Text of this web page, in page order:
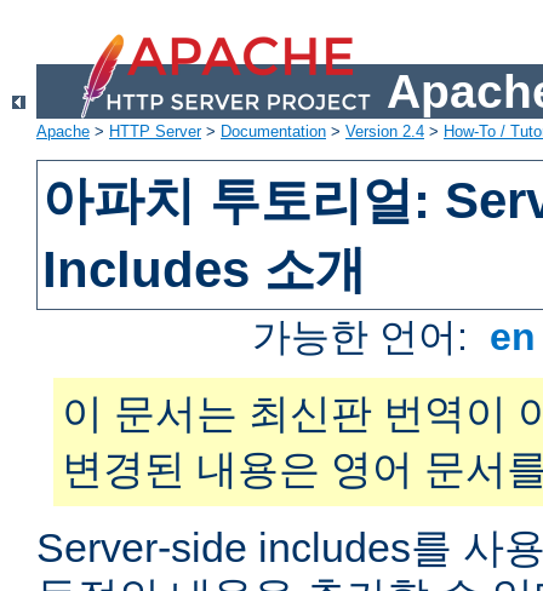
Apache > HTTP Server> Documentation > Version 2.4 > How-To /
아파치 투토리얼:
Includes 소개
가능한 언어:
이 문서는 최신판 번역이
변경된 내용은 영어 문서
Server-side includes를 사